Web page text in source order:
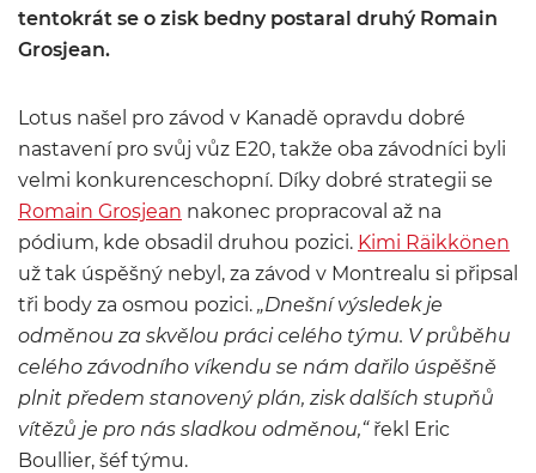
tentokrát se o zisk bedny postaral druhý Romain
Grosjean.
Lotus našel pro závod v Kanadě opravdu dobré
nastavení pro svůj vůz E20, takže oba závodníci byli
velmi konkurenceschopní. Díky dobré strategii se
Romain Grosjean nakonec propracoval až na
pódium, kde obsadil druhou pozici. Kimi Räikkönen
už tak úspěšný nebyl, za závod v Montrealu si připsal
tři body za osmou pozici. „Dnešní výsledek je
odměnou za skvělou práci celého týmu. V průběhu
celého závodního víkendu se nám dařilo úspěšně
plnit předem stanovený plán, zisk dalších stupňů
vítězů je pro nás sladkou odměnou,“řekl Eric
Boullier, šéf týmu.